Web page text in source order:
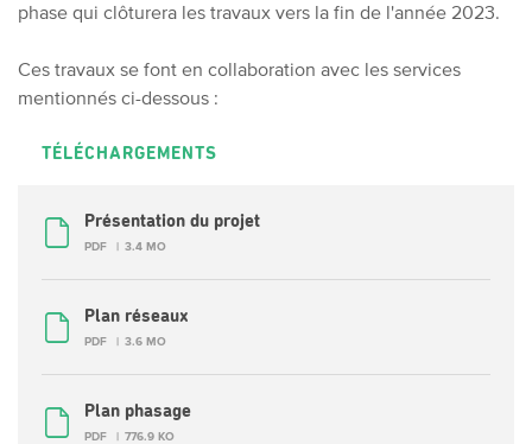
phase qui clôturera les travaux vers la fin de l'année 2023.
Ces travaux se font en collaboration avec les services
mentionnés ci-dessous :
TÉLÉCHARGEMENTS
Présentation du projet
PDF 3.4 MO
Plan réseaux
PDF 3.6 MO
Plan phasage
PDF 776.9 KO